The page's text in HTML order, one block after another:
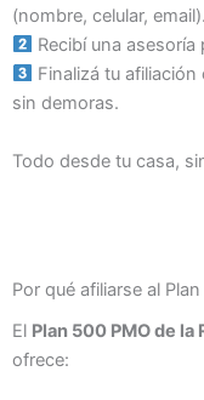
(nombre, celular, email).
Recibí una
Finalizá tu
sin demoras.
Todo desde tu casa,
Por qué afiliarse al
El Plan 500 PMO de
ofrece: